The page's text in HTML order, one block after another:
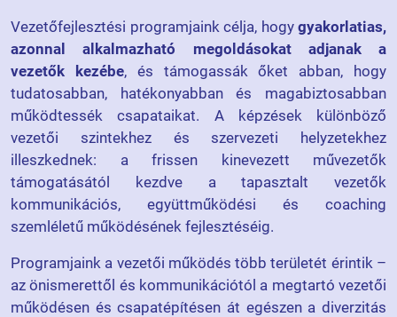
Vezetőfejlesztési programjaink célja, hogy gyakorlatias,
azonnal alkalmazható megoldásokat adjanak a
vezetők kezébe, és támogassák őket abban, hogy
tudatosabban, hatékonyabban és magabiztosabban
működtessék csapataikat. A képzések különböző
vezetői szintekhez és szervezeti helyzetekhez
illeszkednek: a frissen kinevezett művezetők
támogatásától kezdve a tapasztalt vezetők
kommunikációs, együttműködési és coaching
szemléletű működésének fejlesztéséig.
Programjaink a vezetői működés több területét érintik –
az önismerettől és kommunikációtól a megtartó vezetői
működésen és csapatépítésen át egészen a diverzitás